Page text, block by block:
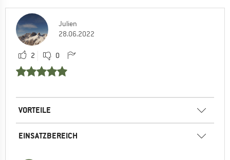
Julien
28.06.2022
2 0
VORTEILE
EINSATZBEREICH